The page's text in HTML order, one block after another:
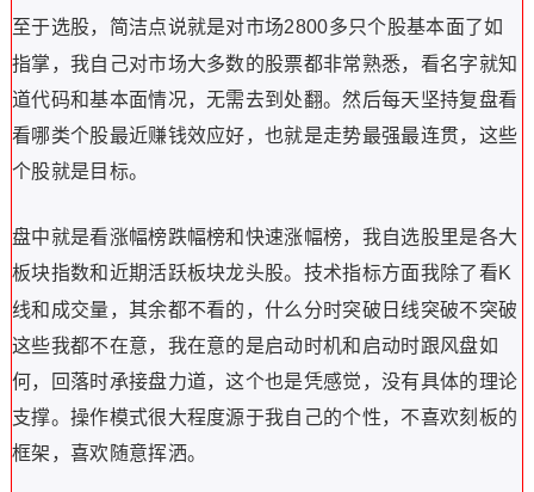
至于选股，简洁点说就是对市场2800多只个股基本面了如
指掌，我自己对市场大多数的股票都非常熟悉，看名字就知
道代码和基本面情况，无需去到处翻。然后每天坚持复盘看
看哪类个股最近赚钱效应好，也就是走势最强最连贯，这些
个股就是目标。
盘中就是看涨幅榜跌幅榜和快速涨幅榜，我自选股里是各大
板块指数和近期活跃板块龙头股。技术指标方面我除了看K
线和成交量，其余都不看的，什么分时突破日线突破不突破
这些我都不在意，我在意的是启动时机和启动时跟风盘如
何，回落时承接盘力道，这个也是凭感觉，没有具体的理论
支撑。操作模式很大程度源于我自己的个性，不喜欢刻板的
框架，喜欢随意挥洒。